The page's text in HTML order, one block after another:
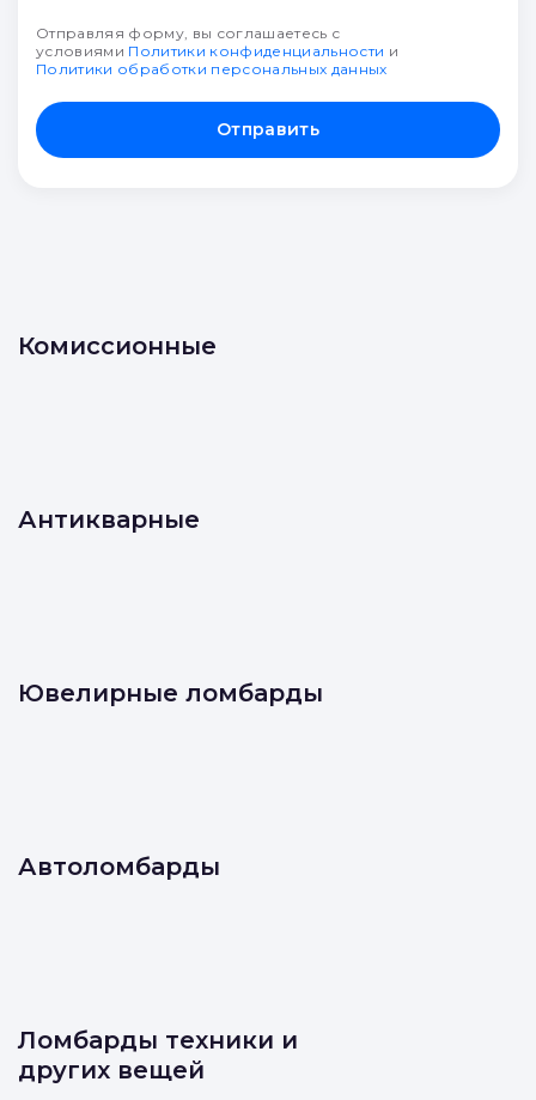
Отправляя форму, вы соглашаетесь с
условиями Политики конфиденциальности и
Политики обработки персональных данных
Отправить
Комиссионные
Антикварные
Ювелирные ломбарды
Автоломбарды
Ломбарды техники и
других вещей